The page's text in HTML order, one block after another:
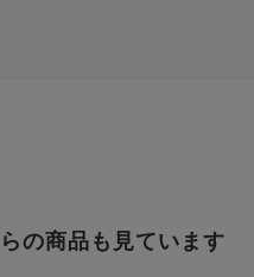
の商品も見ています